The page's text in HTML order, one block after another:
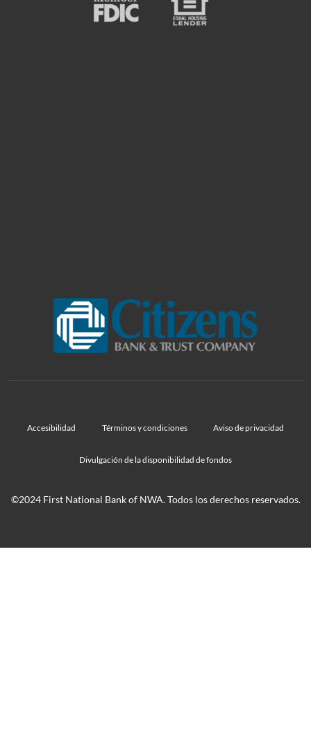
Accesibilidad Términos y condiciones Aviso de privacidad
Divulgación de la disponibilidad de fondos
©2024 First National Bank of NWA. Todos los derechos reservados.